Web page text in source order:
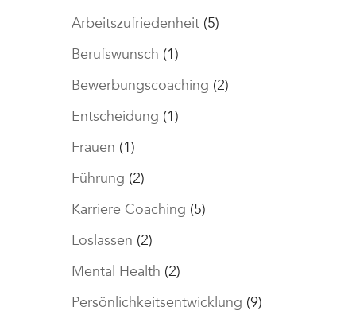
Arbeitszufriedenheit(5)
Berufswunsch (1)
Bewerbungscoaching (2)
Entscheidung (1)
Frauen (1)
Führung (2)
Karriere Coaching (5)
Loslassen (2)
Mental Health (2)
Persönlichkeitsentwicklung (9)